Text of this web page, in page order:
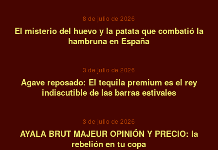
8 de julio de 2026
El misterio del huevo y la patata que combatió la
hambruna en España
3 de julio de 2026
Agave reposado: El tequila premium es el rey
indiscutible de las barras estivales
3 de julio de 2026
AYALA BRUT MAJEUR OPINIÓN Y PRECIO: la
rebelión en tu copa